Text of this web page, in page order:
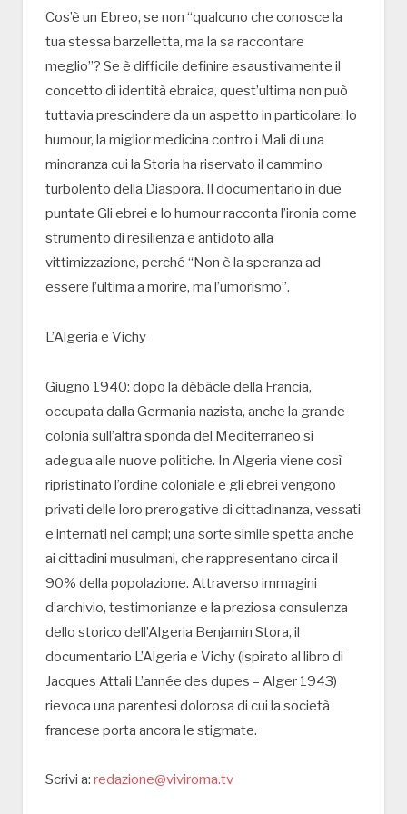
Cos’è un Ebreo, se non “qualcuno che conosce la
tua stessa barzelletta, ma la sa raccontare
meglio”? Se è difficile definire esaustivamente il
concetto di identità ebraica, quest’ultima non può
tuttavia prescindere da un aspetto in particolare: lo
humour, la miglior medicina contro i Mali di una
minoranza cui la Storia ha riservato il cammino
turbolento della Diaspora. Il documentario in due
puntate Gli ebrei e lo humour racconta l’ironia come
strumento di resilienza e antidoto alla
vittimizzazione, perché “Non è la speranza ad
essere l’ultima a morire, ma l’umorismo”.
L’Algeria e Vichy
Giugno 1940: dopo la débâcle della Francia,
occupata dalla Germania nazista, anche la grande
colonia sull’altra sponda del Mediterraneo si
adegua alle nuove politiche. In Algeria viene così
ripristinato l’ordine coloniale e gli ebrei vengono
privati delle loro prerogative di cittadinanza, vessati
e internati nei campi; una sorte simile spetta anche
ai cittadini musulmani, che rappresentano circa il
90% della popolazione. Attraverso immagini
d’archivio, testimonianze e la preziosa consulenza
dello storico dell’Algeria Benjamin Stora, il
documentario L’Algeria e Vichy (ispirato al libro di
Jacques Attali L’année des dupes – Alger 1943)
rievoca una parentesi dolorosa di cui la società
francese porta ancora le stigmate.
Scrivi a: redazione@viviroma.tv